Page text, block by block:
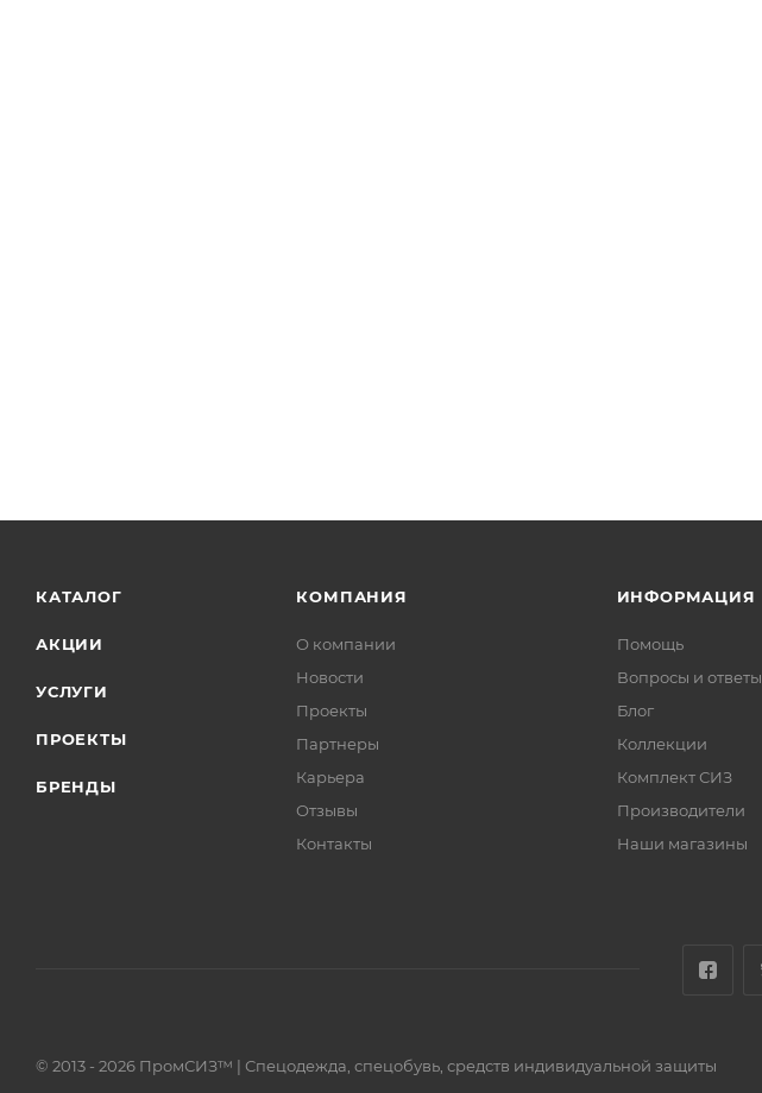
КАТАЛОГ
АКЦИИ
УСЛУГИ
ПРОЕКТЫ
БРЕНДЫ
КОМПАНИЯ
О компании
Новости
Проекты
Партнеры
Карьера
Отзывы
Контакты
ИНФОРМАЦИЯ
Помощь
Вопросы и ответы
Блог
Коллекции
Комплект СИЗ
Производители
Наши магазины
© 2013 - 2026 ПромСИЗ™ | Спецодежда, спецобувь, средств индивидуальной защиты